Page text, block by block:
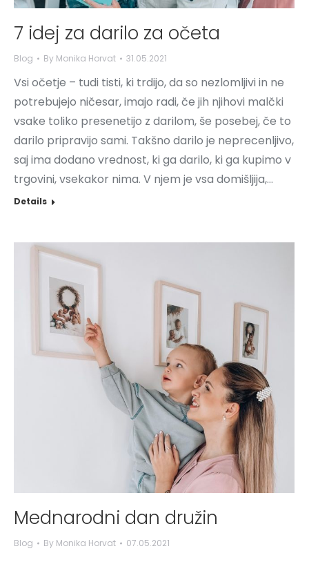
7 idej za darilo za očeta
Blog By Monika Horvat 31.05.2021
Vsi očetje – tudi tisti, ki trdijo, da so nezlomljivi in ne
potrebujejo ničesar, imajo radi, če jih njihovi malčki
vsake toliko presenetijo z darilom, še posebej, če to
darilo pripravijo sami. Takšno darilo je neprecenljivo,
saj ima dodano vrednost, ki ga darilo, ki ga kupimo v
trgovini, vsekakor nima. V njem je vsa domišljija,…
Details
Mednarodni dan družin
Blog By Monika Horvat 07.05.2021